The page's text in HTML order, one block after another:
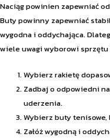
Naciąg powinien zapewniać
Buty powinny zapewniać
wygodna i oddychająca.
wiele uwagi wyborowi
Wybierz rakietę
Zadbaj o odpowiedni
uderzenia.
Wybierz buty
Załóż wygodną i